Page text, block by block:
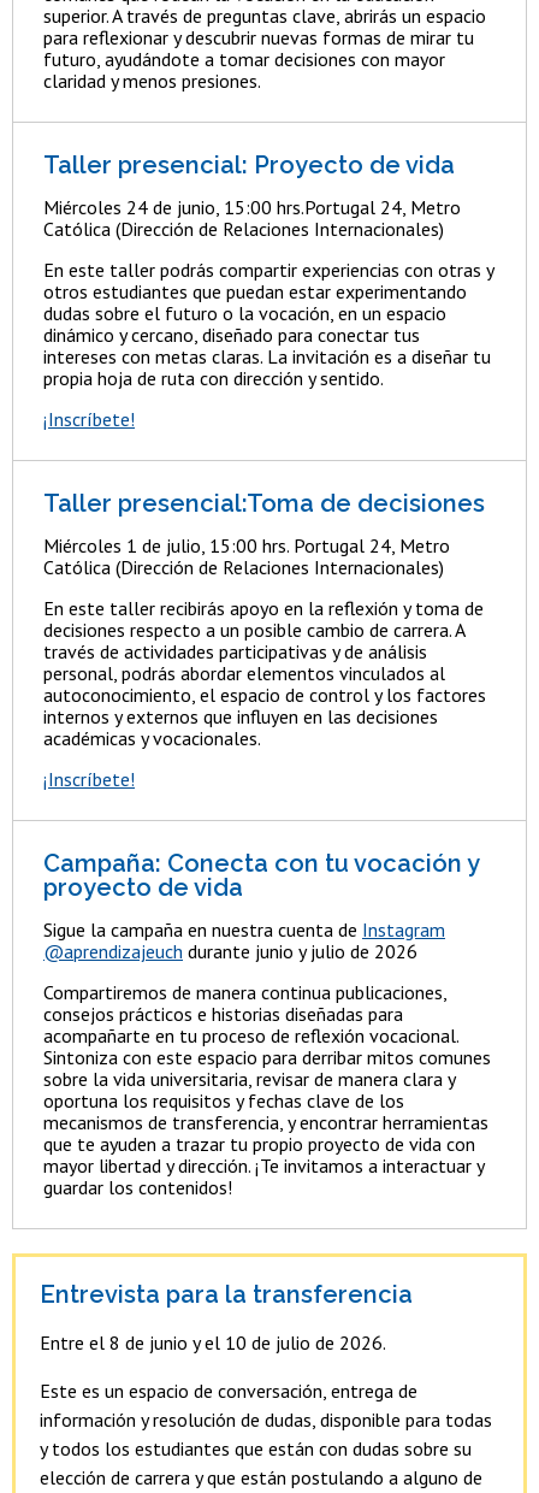
superior. A través de preguntas clave, abrirás un espacio
para reflexionar y descubrir nuevas formas de mirar tu
futuro, ayudándote a tomar decisiones con mayor
claridad y menos presiones.
Taller presencial: Proyecto de vida
Miércoles 24 de junio, 15:00 hrs.Portugal 24, Metro
Católica (Dirección de Relaciones Internacionales)
En este taller podrás compartir experiencias con otras y
otros estudiantes que puedan estar experimentando
dudas sobre el futuro o la vocación, en un espacio
dinámico y cercano, diseñado para conectar tus
intereses con metas claras. La invitación es a diseñar tu
propia hoja de ruta con dirección y sentido.
¡Inscríbete!
Taller presencial:Toma de decisiones
Miércoles 1 de julio, 15:00 hrs. Portugal 24, Metro
Católica (Dirección de Relaciones Internacionales)
En este taller recibirás apoyo en la reflexión y toma de
decisiones respecto a un posible cambio de carrera. A
través de actividades participativas y de análisis
personal, podrás abordar elementos vinculados al
autoconocimiento, el espacio de control y los factores
internos y externos que influyen en las decisiones
académicas y vocacionales.
¡Inscríbete!
Campaña: Conecta con tu vocación y
proyecto de vida
Sigue la campaña en nuestra cuenta de Instagram
@aprendizajeuch durante junio y julio de 2026
Compartiremos de manera continua publicaciones,
consejos prácticos e historias diseñadas para
acompañarte en tu proceso de reflexión vocacional.
Sintoniza con este espacio para derribar mitos comunes
sobre la vida universitaria, revisar de manera clara y
oportuna los requisitos y fechas clave de los
mecanismos de transferencia, y encontrar herramientas
que te ayuden a trazar tu propio proyecto de vida con
mayor libertad y dirección. ¡Te invitamos a interactuar y
guardar los contenidos!
Entrevista para la transferencia
Entre el 8 de junio y el 10 de julio de 2026.
Este es un espacio de conversación, entrega de
información y resolución de dudas, disponible para todas
y todos los estudiantes que están con dudas sobre su
elección de carrera y que están postulando a alguno de